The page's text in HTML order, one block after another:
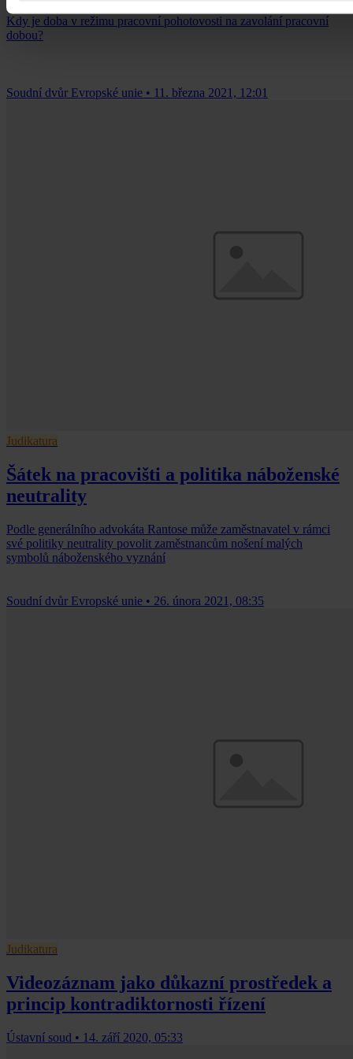
Kdy je doba v režimu pracovní pohotovosti na zavolání pracovní
dobou?
Soudní dvůr Evropské unie • 11. března 2021, 12:01
Judikatura
Šátek na pracovišti a politika náboženské
neutrality
Podle generálního advokáta Rantose může zaměstnavatel v rámci
své politiky neutrality povolit zaměstnancům nošení malých
symbolů náboženského vyznání
Soudní dvůr Evropské unie • 26. února 2021, 08:35
Judikatura
Videozáznam jako důkazní prostředek a
princip kontradiktornosti řízení
Ústavní soud • 14. září 2020, 05:33